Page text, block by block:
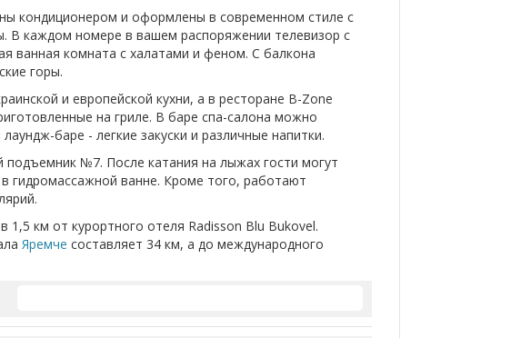
кондиционером и оформлены в современном стиле с
В каждом номере в вашем распоряжении телевизор с
ванная комната с халатами и феном. С балкона
горы.
и европейской кухни, а в ресторане B-Zone
на гриле. В баре спа-салона можно
баре - легкие закуски и различные напитки.
№7. После катания на лыжах гости могут
гидромассажной ванне. Кроме того, работают
1,5 км от курортного отеля Radisson Blu Bukovel.
Яремче составляет 34 км, а до международного